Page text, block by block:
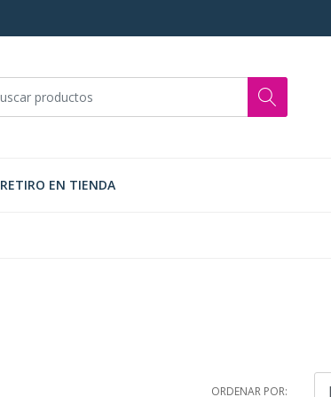
RETIRO EN TIENDA
ORDENAR POR: